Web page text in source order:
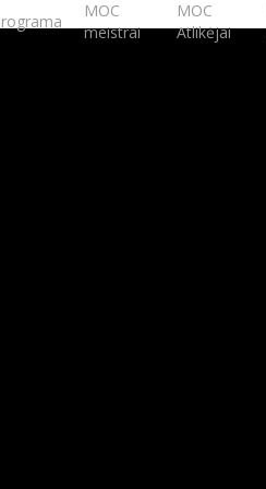
MOC
meistrai
MOC
Atlikėjai